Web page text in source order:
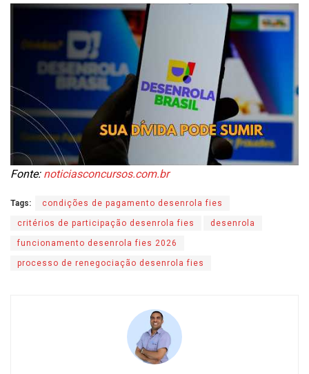
Fonte: noticiasconcursos.com.br
Tags: condições de pagamento desenrola fies
critérios de participação desenrola fies desenrola
funcionamento desenrola fies 2026
processo de renegociação desenrola fies